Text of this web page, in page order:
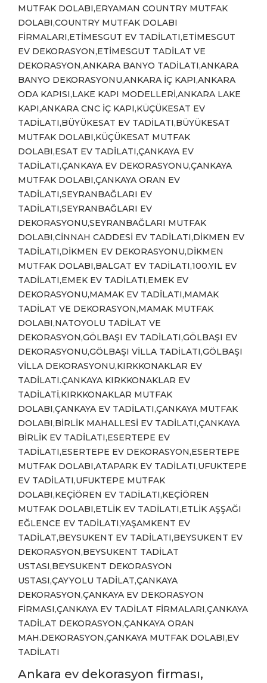
MUTFAK DOLABI,ERYAMAN COUNTRY MUTFAK
DOLABI,COUNTRY MUTFAK DOLABI
FİRMALARI,ETİMESGUT EV TADİLATI,ETİMESGUT
EV DEKORASYON,ETİMESGUT TADİLAT VE
DEKORASYON,ANKARA BANYO TADİLATI,ANKARA
BANYO DEKORASYONU,ANKARA İÇ KAPI,ANKARA
ODA KAPISI,LAKE KAPI MODELLERİ,ANKARA LAKE
KAPI,ANKARA CNC İÇ KAPI,KÜÇÜKESAT EV
TADİLATI,BÜYÜKESAT EV TADİLATI,BÜYÜKESAT
MUTFAK DOLABI,KÜÇÜKESAT MUTFAK
DOLABI,ESAT EV TADİLATI,ÇANKAYA EV
TADİLATI,ÇANKAYA EV DEKORASYONU,ÇANKAYA
MUTFAK DOLABI,ÇANKAYA ORAN EV
TADİLATI,SEYRANBAĞLARI EV
TADİLATI,SEYRANBAĞLARI EV
DEKORASYONU,SEYRANBAĞLARI MUTFAK
DOLABI,CİNNAH CADDESİ EV TADİLATI,DİKMEN EV
TADİLATI,DİKMEN EV DEKORASYONU,DİKMEN
MUTFAK DOLABI,BALGAT EV TADİLATI,100.YIL EV
TADİLATI,EMEK EV TADİLATI,EMEK EV
DEKORASYONU,MAMAK EV TADİLATI,MAMAK
TADİLAT VE DEKORASYON,MAMAK MUTFAK
DOLABI,NATOYOLU TADİLAT VE
DEKORASYON,GÖLBAŞI EV TADİLATI,GÖLBAŞI EV
DEKORASYONU,GÖLBAŞI VİLLA TADİLATI,GÖLBAŞI
VİLLA DEKORASYONU,KIRKKONAKLAR EV
TADİLATI.ÇANKAYA KIRKKONAKLAR EV
TADİLATİ,KIRKKONAKLAR MUTFAK
DOLABI,ÇANKAYA EV TADİLATI,ÇANKAYA MUTFAK
DOLABI,BİRLİK MAHALLESİ EV TADİLATI,ÇANKAYA
BİRLİK EV TADİLATI,ESERTEPE EV
TADİLATI,ESERTEPE EV DEKORASYON,ESERTEPE
MUTFAK DOLABI,ATAPARK EV TADİLATI,UFUKTEPE
EV TADİLATI,UFUKTEPE MUTFAK
DOLABI,KEÇİÖREN EV TADİLATI,KEÇİÖREN
MUTFAK DOLABI,ETLİK EV TADİLATI,ETLİK AŞŞAĞI
EĞLENCE EV TADİLATI,YAŞAMKENT EV
TADİLAT,BEYSUKENT EV TADİLATI,BEYSUKENT EV
DEKORASYON,BEYSUKENT TADİLAT
USTASI,BEYSUKENT DEKORASYON
USTASI,ÇAYYOLU TADİLAT,ÇANKAYA
DEKORASYON,ÇANKAYA EV DEKORASYON
FİRMASI,ÇANKAYA EV TADİLAT FİRMALARI,ÇANKAYA
TADİLAT DEKORASYON,ÇANKAYA ORAN
MAH.DEKORASYON,ÇANKAYA MUTFAK DOLABI,EV
TADİLATI
Ankara ev dekorasyon firması,